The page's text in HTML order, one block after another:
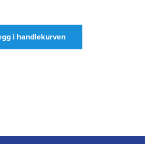
i handlekurven